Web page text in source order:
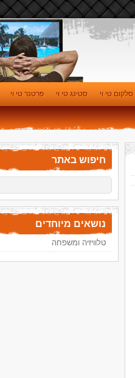
סלקום טי וי סטינג טי וי פרטנר טי וי
חיפוש באתר
נושאים מיוחדים
טלוויזיה ומשפחה